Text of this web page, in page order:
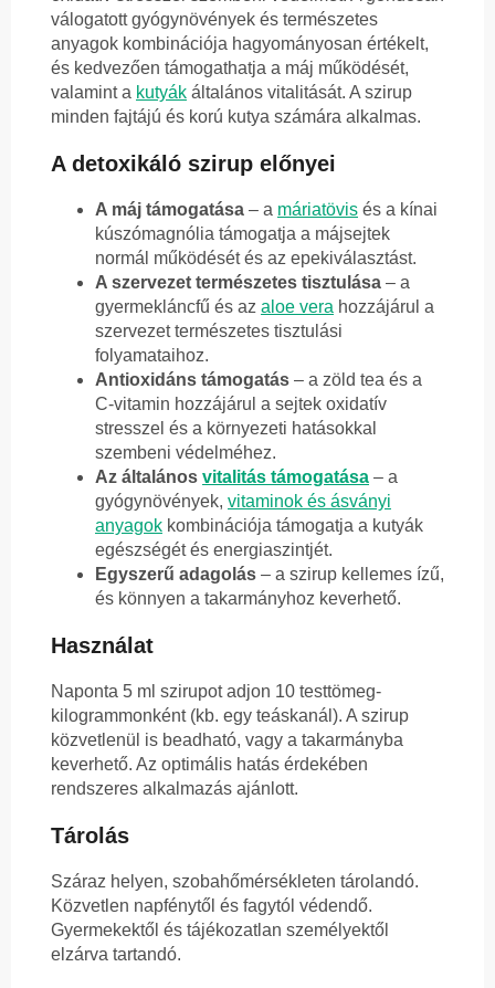
válogatott gyógynövények és természetes
anyagok kombinációja hagyományosan értékelt,
és kedvezően támogathatja a máj működését,
valamint a kutyák általános vitalitását. A szirup
minden fajtájú és korú kutya számára alkalmas.
A detoxikáló szirup előnyei
A máj támogatása – a máriatövis és a kínai
kúszómagnólia támogatja a májsejtek
normál működését és az epekiválasztást.
A szervezet természetes tisztulása – a
gyermekláncfű és az aloe vera hozzájárul a
szervezet természetes tisztulási
folyamataihoz.
Antioxidáns támogatás – a zöld tea és a
C-vitamin hozzájárul a sejtek oxidatív
stresszel és a környezeti hatásokkal
szembeni védelméhez.
Az általános vitalitás támogatása – a
gyógynövények, vitaminok és ásványi
anyagok kombinációja támogatja a kutyák
egészségét és energiaszintjét.
Egyszerű adagolás – a szirup kellemes ízű,
és könnyen a takarmányhoz keverhető.
Használat
Naponta 5 ml szirupot adjon 10 testtömeg-
kilogrammonként (kb. egy teáskanál). A szirup
közvetlenül is beadható, vagy a takarmányba
keverhető. Az optimális hatás érdekében
rendszeres alkalmazás ajánlott.
Tárolás
Száraz helyen, szobahőmérsékleten tárolandó.
Közvetlen napfénytől és fagytól védendő.
Gyermekektől és tájékozatlan személyektől
elzárva tartandó.